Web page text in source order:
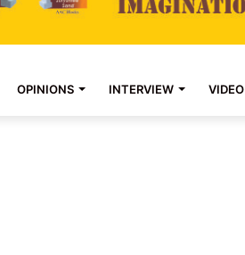
OPINIONS INTERVIEW VIDEO